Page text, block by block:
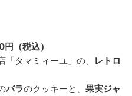
（税込）
タマミィーユ」の、
レトロ
バラのクッキーと、果実ジャ